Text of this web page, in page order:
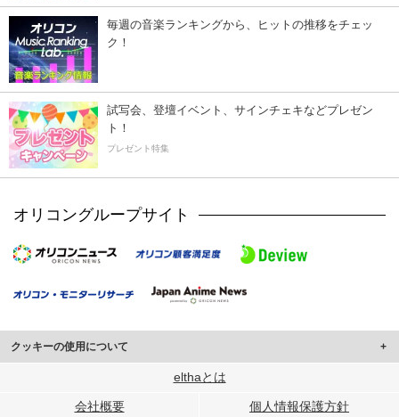
毎週の音楽ランキングから、ヒットの推移をチェッ
ク！
試写会、登壇イベント、サインチェキなどプレゼン
ト！
プレゼント特集
オリコングループサイト
クッキーの使用について
このサイトでは Cookie を使用して、ユーザーに合わせたコンテンツや広告の
行っています。
elthaとは
会社概要 個人情報保護方針